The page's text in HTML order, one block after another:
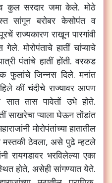
कुल सरदार जमा केले. मोठे
सांगून बरोबर केसोपंत व
राज्यकारण राखून पारगांवी
गेले. मोरोपंताचे हातीं चांप्याचे
पंतांचे हातीं होंती. वरकड
फुलांचे जिन्नस दिले. मनांत
कीं चंदीचे राज्यावर आपण
सात तास पावेतों उभे होते.
साखरेचा प्याला घेऊन तोंडांत
मोरोपंतांच्या हातातील
मस्तकी ठेवला, असे पुढे म्हटले
रायगडावर भरविलेल्या एका
होते, असेही सांगण्यात येते.